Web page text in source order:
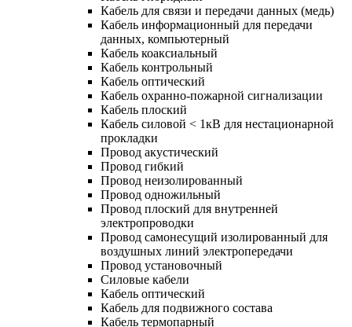
Кабель для связи и передачи данных (медь)
Кабель информационный для передачи
данных, компьютерный
Кабель коаксиальный
Кабель контрольный
Кабель оптический
Кабель охранно-пожарной сигнализации
Кабель плоский
Кабель силовой < 1кВ для нестационарной
прокладки
Провод акустический
Провод гибкий
Провод неизолированный
Провод одножильный
Провод плоский для внутренней
электропроводки
Провод самонесущий изолированный для
воздушных линий электропередачи
Провод установочный
Силовые кабели
Кабель оптический
Кабель для подвижного состава
Кабель термопарный